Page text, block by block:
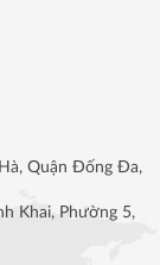
Quận Đống Đa,
Khai, Phường 5,